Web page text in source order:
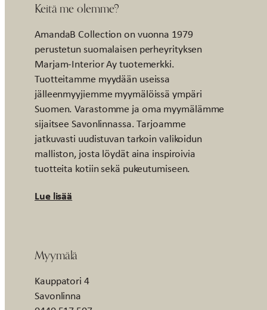
Keitä me olemme?
AmandaB Collection on vuonna 1979
perustetun suomalaisen perheyrityksen
Marjam-Interior Ay tuotemerkki.
Tuotteitamme myydään useissa
jälleenmyyjiemme myymälöissä ympäri
Suomen. Varastomme ja oma myymälämme
sijaitsee Savonlinnassa. Tarjoamme
jatkuvasti uudistuvan tarkoin valikoidun
malliston, josta löydät aina inspiroivia
tuotteita kotiin sekä pukeutumiseen.
Lue lisää
Myymälä
Kauppatori 4
Savonlinna